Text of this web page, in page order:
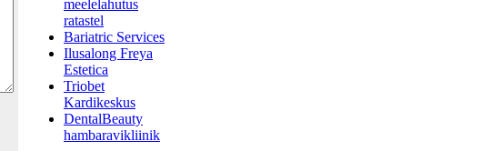
meelelahutus
ratastel
Bariatric Services
Ilusalong Freya
Estetica
Triobet
Kardikeskus
DentalBeauty
hambaravikliinik